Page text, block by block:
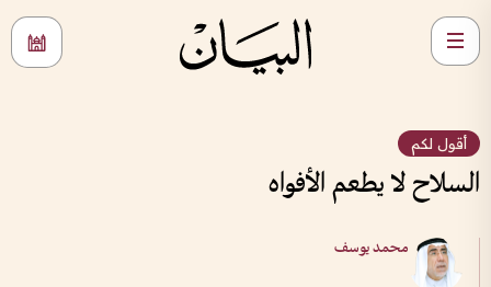
أقول لكم
السلاح لا يطعم الأفواه
محمد يوسف